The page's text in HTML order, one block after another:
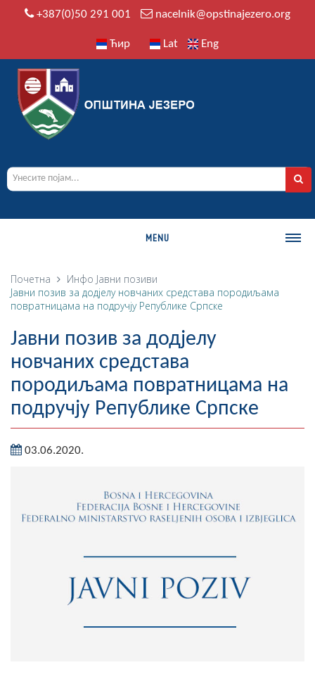
+387(0)50 291 001 nacelnik@opstinajezero.org
Ћир Lat Eng
MENU
О ОПШТИНИ
Историја
Географија
Насељена мјеста
Занимљивости
Фотогалерија
О Начелнику
Замјеник начелника
Извјештај о раду начелника
СКУПШТИНА
Почетна Инфо Јавни позиви
Јавни позив за додјелу новчаних средстава породиљама
повратницама на подручју Републике Српске
Јавни позив за додјелу
новчаних средстава
породиљама повратницама на
подручју Републике Српске
03.06.2020.